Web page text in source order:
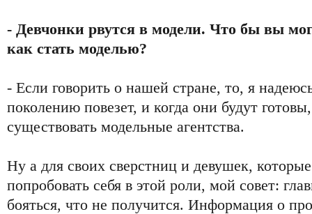
- Девчонки рвутся в модели. Что бы вы
как стать моделью?
- Если говорить о нашей стране, то, я
поколению повезет, и когда они будут
существовать модельные агентства.
Ну а для своих сверстниц и девушек,
попробовать себя в этой роли, мой совет:
бояться, что не получится. Информация о